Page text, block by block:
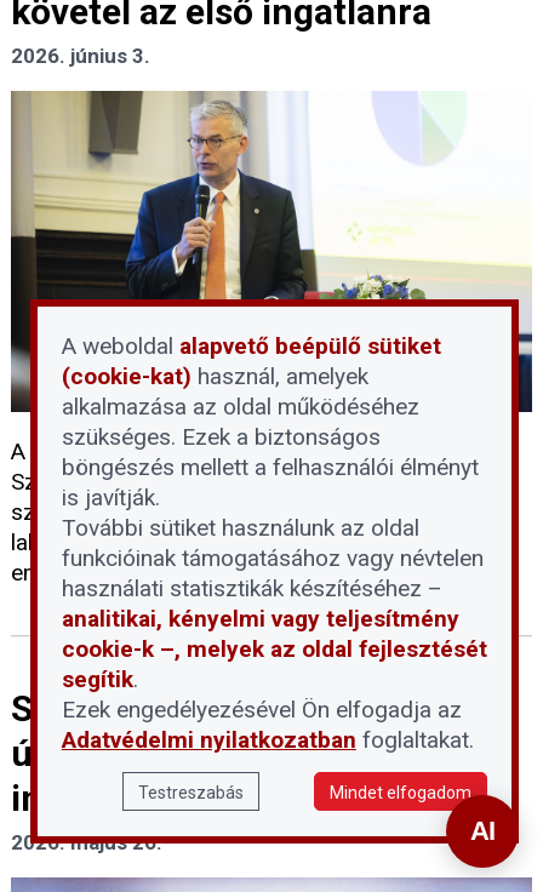
követel az első ingatlanra
2026. június 3.
A Haus & Grund Német Ingatlantulajdonosok
Szövetsége pénzügyi ösztönzőket javasol a
szövetségi kormánynak, különösen a fiatal, első
lakásvásárlók és a bérbeadók számára, hogy több
embert bátorítson a saját otthon teremtésére.
Strukturális fordulatot hoz az
új kormányzati felépítés az
ingatlanpiacon
2026. május 26.
A weboldal alapvető beépülő sütiket
(cookie-kat) használ, amelyek
alkalmazása az oldal működéséhez
szükséges. Ezek a biztonságos
böngészés mellett a felhasználói élményt
is javítják.
További sütiket használunk az oldal
funkcióinak támogatásához vagy névtelen
használati statisztikák készítéséhez –
analitikai, kényelmi vagy teljesítmény
cookie-k –, melyek az oldal fejlesztését
segítik.
Ezek engedélyezésével Ön elfogadja az
Adatvédelmi nyilatkozatban foglaltakat.
Testreszabás Mindet elfogadom